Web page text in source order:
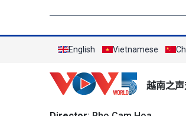
English Vietnamese
越南之